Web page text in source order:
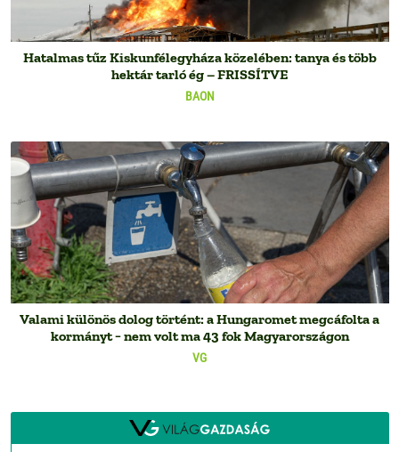
BAON
Hatalmas tűz Kiskunfélegyháza közelében: tanya és több
hektár tarló ég – FRISSÍTVE
VG
Valami különös dolog történt: a Hungaromet megcáfolta a
kormányt − nem volt ma 43 fok Magyarországon